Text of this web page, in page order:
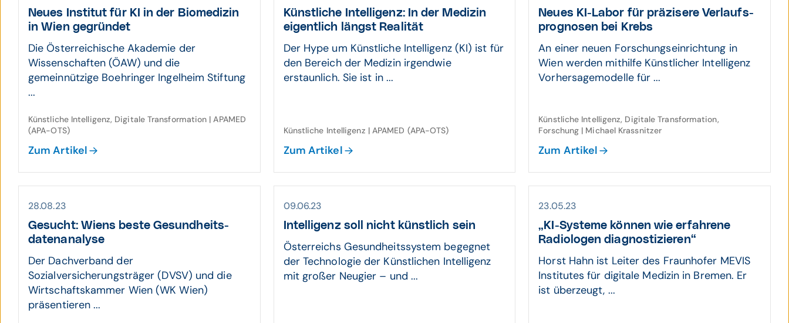
Neues Institut für KI in der Bio­medizin
in Wien ge­gründet
Die Österreichische Akademie der
Wissenschaften (ÖAW) und die
gemeinnützige Boehringer Ingelheim Stiftung
...
Künstliche Intelligenz, Digitale Transformation | APAMED
(APA-OTS)
Zum Artikel
Künstliche Intelligenz: In der Medizin
eigentlich längst Realität
Der Hype um Künstliche Intelligenz (KI) ist für
den Bereich der Medizin irgendwie
erstaunlich. Sie ist in ...
Künstliche Intelligenz | APAMED (APA-OTS)
Zum Artikel
Neues KI-Labor für präzisere Verlaufs­
pro­gnosen bei Krebs
An einer neuen Forschungseinrichtung in
Wien werden mithilfe Künstlicher Intelligenz
Vorhersagemodelle für ...
Künstliche Intelligenz, Digitale Transformation,
Forschung | Michael Krassnitzer
Zum Artikel
28.08.23
Gesucht: Wiens beste Gesund­heits­
daten­analyse
Der Dachverband der
Sozialversicherungsträger (DVSV) und die
Wirtschaftskammer Wien (WK Wien)
präsentieren ...
09.06.23
Intelligenz soll nicht künst­lich sein
Österreichs Gesundheitssystem begegnet
der Technologie der Künstlichen Intelligenz
mit großer Neugier – und ...
23.05.23
„KI-Systeme können wie erfah­rene
Radio­logen diagnos­tizieren“
Horst Hahn ist Leiter des Fraunhofer MEVIS
Institutes für digitale Medizin in Bremen. Er
ist überzeugt, ...